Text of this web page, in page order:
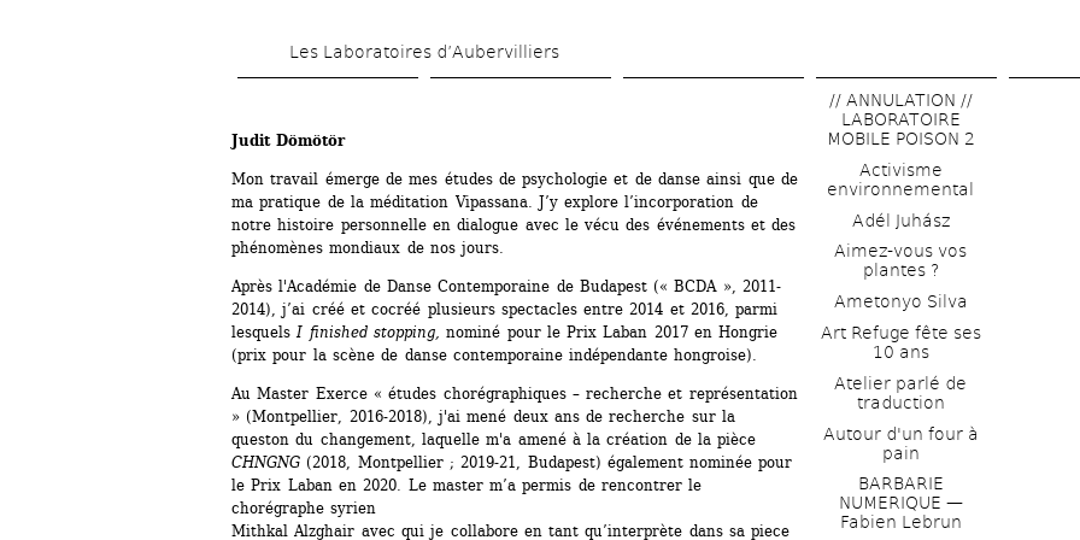
contenu
Les Laboratoires d’Aubervilliers
Judit Dömötör
Mon travail émerge de mes études de psychologie et de danse ainsi que de
ma pratique de la méditation Vipassana. J’y explore l’incorporation de
notre histoire personnelle en dialogue avec le vécu des événements et des
phénomènes mondiaux de nos jours.
Après l'Académie de Danse Contemporaine de Budapest (« BCDA », 2011-
2014), j’ai créé et cocréé plusieurs spectacles entre 2014 et 2016, parmi
lesquels I finished stopping, nominé pour le Prix Laban 2017 en Hongrie
(prix pour la scène de danse contemporaine indépendante hongroise).
Au Master Exerce « études chorégraphiques – recherche et représentation
» (Montpellier, 2016-2018), j'ai mené deux ans de recherche sur la
queston du changement, laquelle m'a amené à la création de la pièce
CHNGNG (2018, Montpellier ; 2019-21, Budapest) également nominée pour
le Prix Laban en 2020. Le master m’a permis de rencontrer le
chorégraphe syrien
Mithkal Alzghair avec qui je collabore en tant qu’interprète dans sa piece
// ANNULATION //
LABORATOIRE
MOBILE POISON 2
Activisme
environnemental
Adél Juhász
Aimez-vous vos
plantes ?
Ametonyo Silva
Art Refuge fête ses
10 ans
Atelier parlé de
traduction
Autour d'un four à
pain
BARBARIE
NUMERIQUE —
Fabien Lebrun